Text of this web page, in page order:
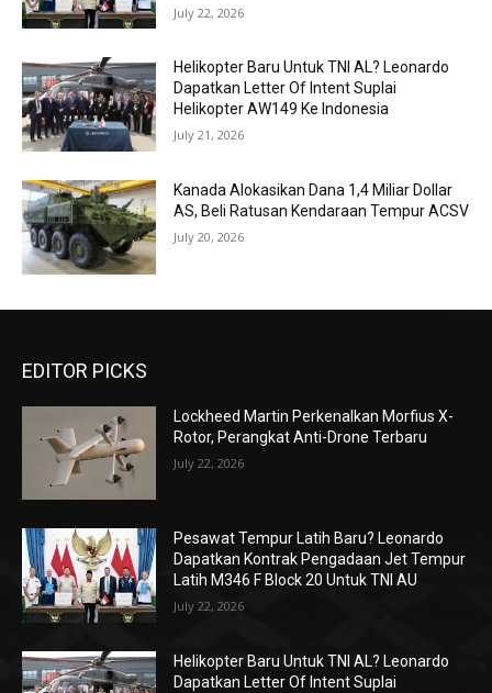
July 22, 2026
Helikopter Baru Untuk TNI AL? Leonardo
Dapatkan Letter Of Intent Suplai
Helikopter AW149 Ke Indonesia
July 21, 2026
Kanada Alokasikan Dana 1,4 Miliar Dollar
AS, Beli Ratusan Kendaraan Tempur ACSV
July 20, 2026
EDITOR PICKS
Lockheed Martin Perkenalkan Morfius X-
Rotor, Perangkat Anti-Drone Terbaru
July 22, 2026
Pesawat Tempur Latih Baru? Leonardo
Dapatkan Kontrak Pengadaan Jet Tempur
Latih M346 F Block 20 Untuk TNI AU
July 22, 2026
Helikopter Baru Untuk TNI AL? Leonardo
Dapatkan Letter Of Intent Suplai